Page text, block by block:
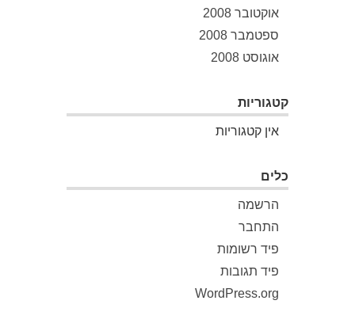
אוקטובר 2008
ספטמבר 2008
אוגוסט 2008
קטגוריות
אין קטגוריות
כלים
הרשמה
התחבר
פיד רשומות
פיד תגובות
WordPress.org